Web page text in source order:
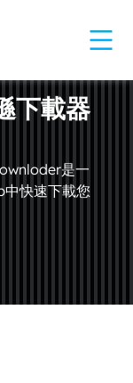
下載器
是一
快速下載您